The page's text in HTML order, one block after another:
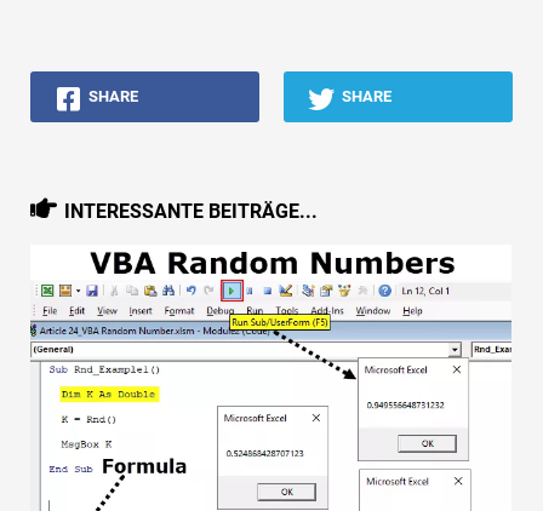
Vollständige Form
Risikomanagement-Tutorials
SHARE SHARE
INTERESSANTE BEITRÄGE...